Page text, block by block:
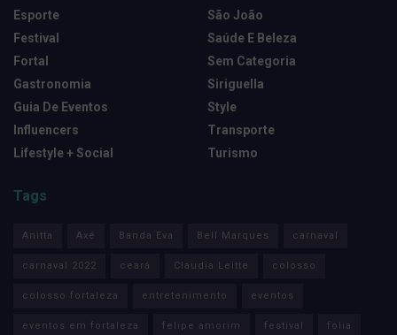
Esporte
Festival
Fortal
Gastronomia
Guia De Eventos
Influencers
Lifestyle + Social
São João
Saúde E Beleza
Sem Categoria
Siriguella
Style
Transporte
Turismo
Tags
Anitta Axé Banda Eva Bell Marques carnaval
carnaval 2022 ceará Claudia Leitte colosso
colosso fortaleza entretenimento eventos
eventos em fortaleza felipe amorim festival folia